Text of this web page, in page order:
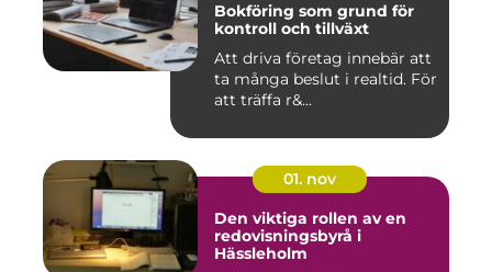
Bokföring som grund för
kontroll och tillväxt
Att driva företag innebär att
ta många beslut i realtid. För
att träffa r&...
01. nov
Den viktiga rollen av en
redovisningsbyrå i
Hässleholm